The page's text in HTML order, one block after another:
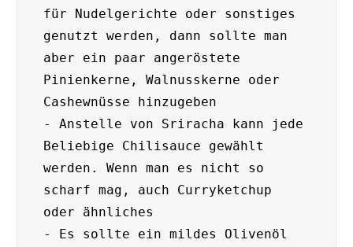
für Nudelgerichte oder sonstiges
genutzt werden, dann sollte man
aber ein paar angeröstete
Pinienkerne, Walnusskerne oder
Cashewnüsse hinzugeben
- Anstelle von Sriracha kann jede
Beliebige Chilisauce gewählt
werden. Wenn man es nicht so
scharf mag, auch Curryketchup
oder ähnliches
- Es sollte ein mildes Olivenöl